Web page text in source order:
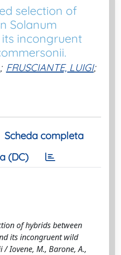
selection of
Solanum
incongruent
; FRUSCIANTE, LUIGI;
Scheda completa
(DC)
of hybrids between
its incongruent wild
Iovene, M., Barone, A.,